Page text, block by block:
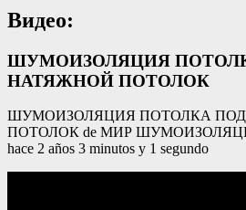
Видео:
ШУМОИЗОЛЯЦИЯ
НАТЯЖНОЙ ПОТОЛОК
ШУМОИЗОЛЯЦИЯ ПОТОЛКА
ПОТОЛОК de МИР ШУМОИЗОЛЯЦИИ
hace 2 años 3 minutos y 1 segundo